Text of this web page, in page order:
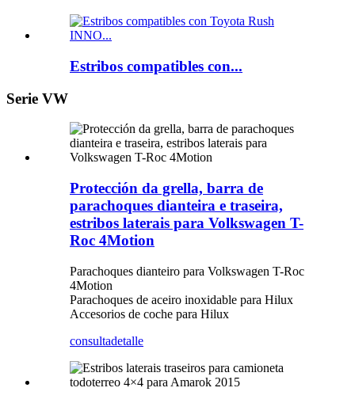
Estribos compatibles con...
Serie VW
Protección da grella, barra de
parachoques dianteira e traseira,
estribos laterais para Volkswagen T-
Roc 4Motion
Parachoques dianteiro para Volkswagen T-Roc
4Motion
Parachoques de aceiro inoxidable para Hilux
Accesorios de coche para Hilux
consultadetalle